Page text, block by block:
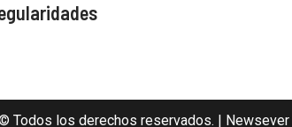
Todos los derechos reservados. | Newsever